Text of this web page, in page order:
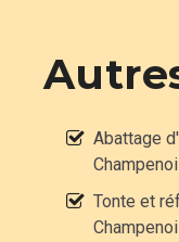
Abattage
Tonte et